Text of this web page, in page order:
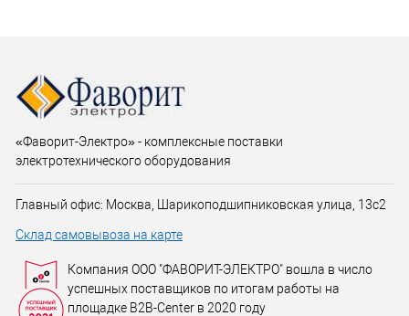
«Фаворит-Электро» - комплексные поставки
электротехнического оборудования
Главный офис: Москва, Шарикоподшипниковская улица, 13с2
Склад самовывоза на карте
Компания ООО "ФАВОРИТ-ЭЛЕКТРО" вошла в число
успешных поставщиков по итогам работы на
площадке B2B-Center в 2020 году